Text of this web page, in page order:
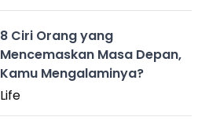
8 Ciri Orang yang
Mencemaskan Masa Depan,
Kamu Mengalaminya?
Life